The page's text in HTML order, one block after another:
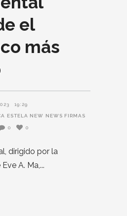
el
más
19:29
ESTELA NEW NEWS FIRMAS
0 0
dirigido por la
A. Ma,